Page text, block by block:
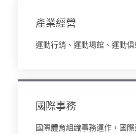
產業經營
運動行銷、運動場館、運動俱
國際事務
國際體育組織事務運作，國